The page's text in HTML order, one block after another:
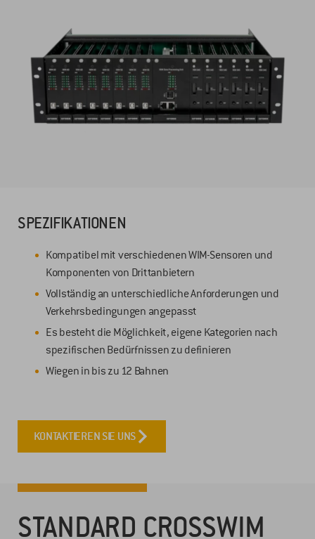
SPEZIFIKATIONEN
Kompatibel mit verschiedenen WIM-Sensoren und
Komponenten von Drittanbietern
Vollständig an unterschiedliche Anforderungen und
Verkehrsbedingungen angepasst
Es besteht die Möglichkeit, eigene Kategorien nach
spezifischen Bedürfnissen zu definieren
Wiegen in bis zu 12 Bahnen
KONTAKTIEREN SIE UNS
STANDARD CROSSWIM